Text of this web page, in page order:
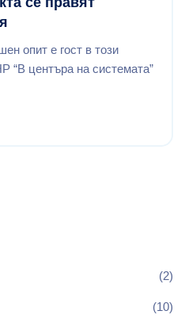
опит е гост в този
“В центъра на системата”
(2)
(10)